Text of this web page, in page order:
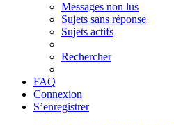
Messages non lus
Sujets sans réponse
Sujets actifs
Rechercher
FAQ
Connexion
S’enregistrer